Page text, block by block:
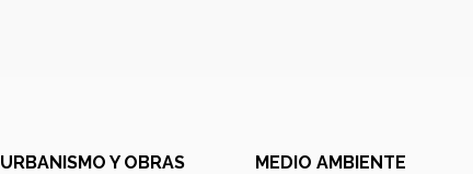
URBANISMO Y OBRAS MEDIO AMBIENTE